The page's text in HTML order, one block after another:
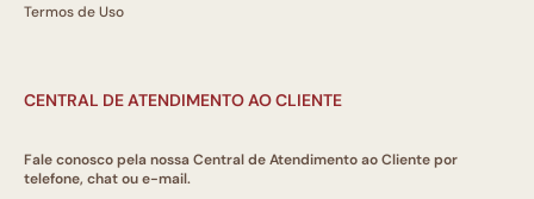
Termos de Uso
CENTRAL DE ATENDIMENTO AO CLIENTE
Fale conosco pela nossa Central de Atendimento ao Cliente por
telefone, chat ou e-mail.